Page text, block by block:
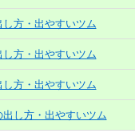
方・出やすいツム
し方・出やすいツム
し方・出やすいツム
し方・出やすいツム